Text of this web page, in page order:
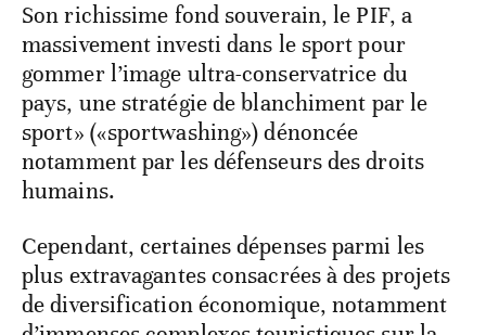
Son richissime fond souverain, le PIF, a
massivement investi dans le sport pour
gommer l’image ultra-conservatrice du
pays, une stratégie de blanchiment par le
sport» («sportwashing») dénoncée
notamment par les défenseurs des droits
humains.
Cependant, certaines dépenses parmi les
plus extravagantes consacrées à des projets
de diversification économique, notamment